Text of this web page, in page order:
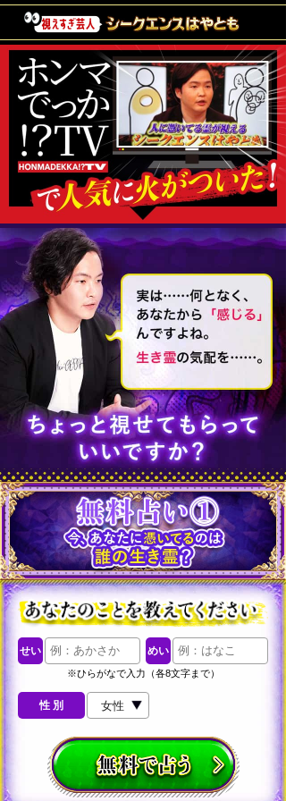
せい めい
※ひらがなで入力（各8文字まで）
性 別